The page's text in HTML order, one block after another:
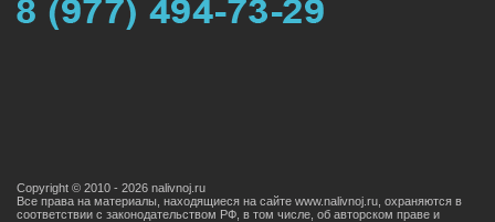
Copyright © 2010 - 2026 nalivnoj.ru
Все права на материалы, находящиеся на сайте www.nalivnoj.ru, охраняются в
соответствии с законодательством РФ, в том числе, об авторском праве и